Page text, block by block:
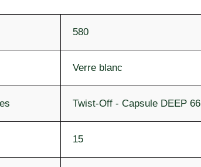
580
Verre blanc
Twist-Off - Capsule DEEP 66
15